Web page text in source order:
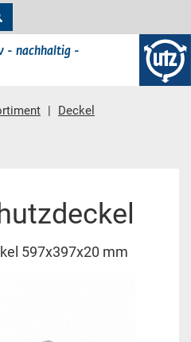
- nachhaltig -
Deckel
597x397x20 mm